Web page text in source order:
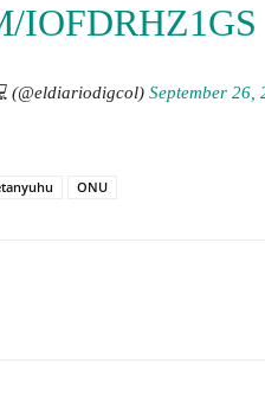
IOFDRHZ1GS
(@eldiariodigcol) September 26,
ONU